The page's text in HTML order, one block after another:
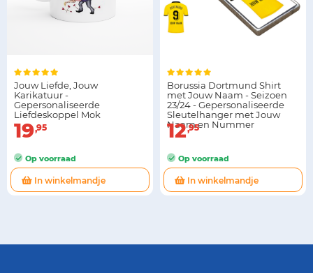
Jouw Liefde, Jouw
Karikatuur -
Gepersonaliseerde
Liefdeskoppel Mok
19 95
Op voorraad
In winkelmandje
Borussia Dortmund Shirt
met Jouw Naam - Seizoen
23/24 - Gepersonaliseerde
Sleutelhanger met Jouw
Naam en Nummer
12 95
Op voorraad
In winkelmandje